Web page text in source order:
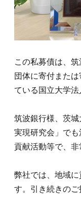
この私募債は、
団体に寄付また
ている国立大学法
筑波銀行様、茨
実現研究会」で
貢献活動等で、非
弊社では、地域
す。引き続きのご